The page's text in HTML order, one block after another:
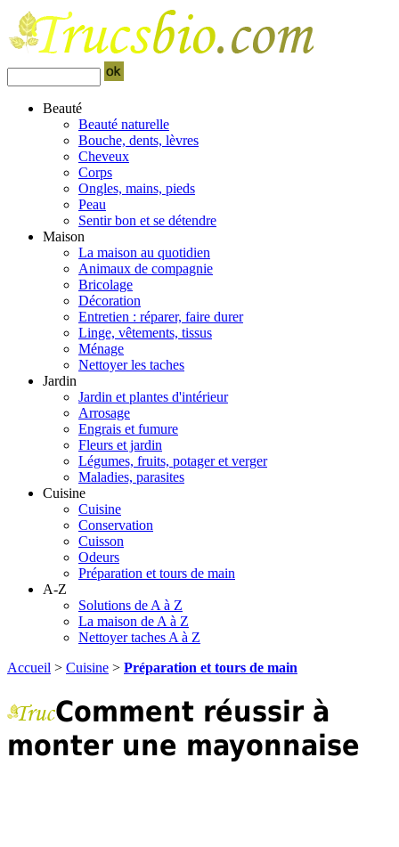
Beauté
Beauté naturelle
Bouche, dents, lèvres
Cheveux
Corps
Ongles, mains, pieds
Peau
Sentir bon et se détendre
Maison
La maison au quotidien
Animaux de compagnie
Bricolage
Décoration
Entretien : réparer, faire durer
Linge, vêtements, tissus
Ménage
Nettoyer les taches
Jardin
Jardin et plantes d'intérieur
Arrosage
Engrais et fumure
Fleurs et jardin
Légumes, fruits, potager et verger
Maladies, parasites
Cuisine
Cuisine
Conservation
Cuisson
Odeurs
Préparation et tours de main
A-Z
Solutions de A à Z
La maison de A à Z
Nettoyer taches A à Z
Accueil > Cuisine > Préparation et tours de main
Comment réussir à
monter une mayonnaise